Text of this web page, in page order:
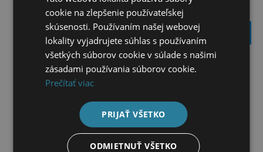
JEEP OPASOK S MULTIFUNKČNOU PRACKOU
50,50€
cookie na zlepšenie používateľskej
skúsenosti. Používaním našej webovej
lokality vyjadrujete súhlas s používaním
všetkých súborov cookie v súlade s našimi
zásadami používania súborov cookie.
Prečítať viac
PRIJAŤ VŠETKO
ODMIETNUŤ VŠETKO